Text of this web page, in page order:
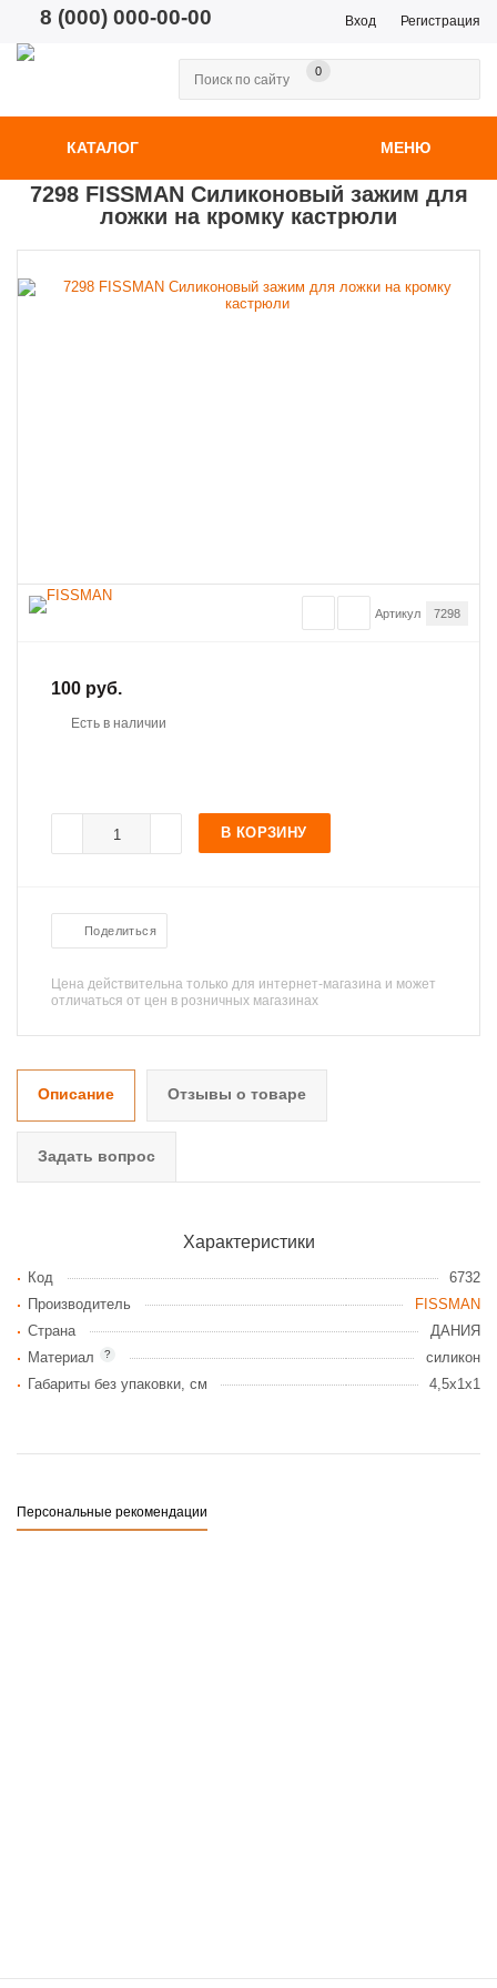
8 (000) 000-00-00 Вход Регистрация
КАТАЛОГ МЕНЮ
0
7298 FISSMAN Силиконовый зажим для
ложки на кромку кастрюли
Артикул 7298
100 руб.
Есть в наличии
В КОРЗИНУ
Поделиться
Цена действительна только для интернет-магазина и может
отличаться от цен в розничных магазинах
Описание Отзывы о товаре
Задать вопрос
Характеристики
Код
6732
Производитель
FISSMAN
Страна
ДАНИЯ
?
Материал
силикон
Габариты без упаковки, см
4,5x1x1
Персональные рекомендации